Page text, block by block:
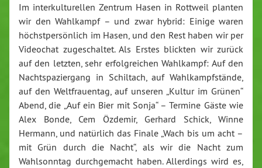
Im interkulturellen Zentrum Hasen in Rottweil planten
wir den Wahlkampf – und zwar hybrid: Einige waren
höchstpersönlich im Hasen, und den Rest haben wir per
Videochat zugeschaltet. Als Erstes blickten wir zurück
auf den letzten, sehr erfolgreichen Wahlkampf: Auf den
Nachtspaziergang in Schiltach, auf Wahlkampfstände,
auf den Weltfrauentag, auf unseren „Kultur im Grünen“
Abend, die „Auf ein Bier mit Sonja“ – Termine Gäste wie
Alex Bonde, Cem Özdemir, Gerhard Schick, Winne
Hermann, und natürlich das Finale „Wach bis um acht –
mit Grün durch die Nacht“, als wir die Nacht zum
Wahlsonntag durchgemacht haben. Allerdings wird es,